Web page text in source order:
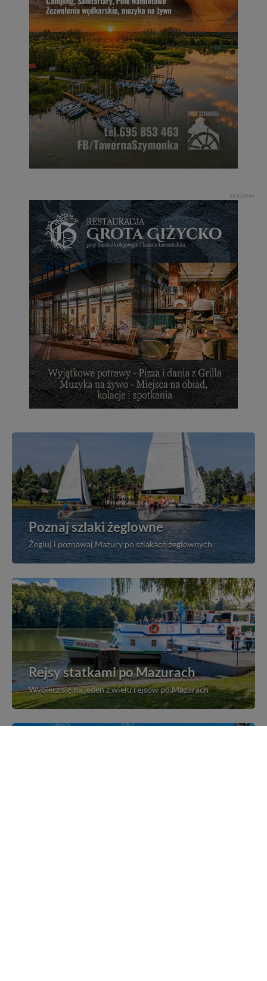
REKLAMA
Poznaj szlaki żeglowne
Żegluj i poznawaj Mazury po szlakach żeglownych
Rejsy statkami po Mazurach
Wybierz się na jeden z wielu rejsów po Mazurach